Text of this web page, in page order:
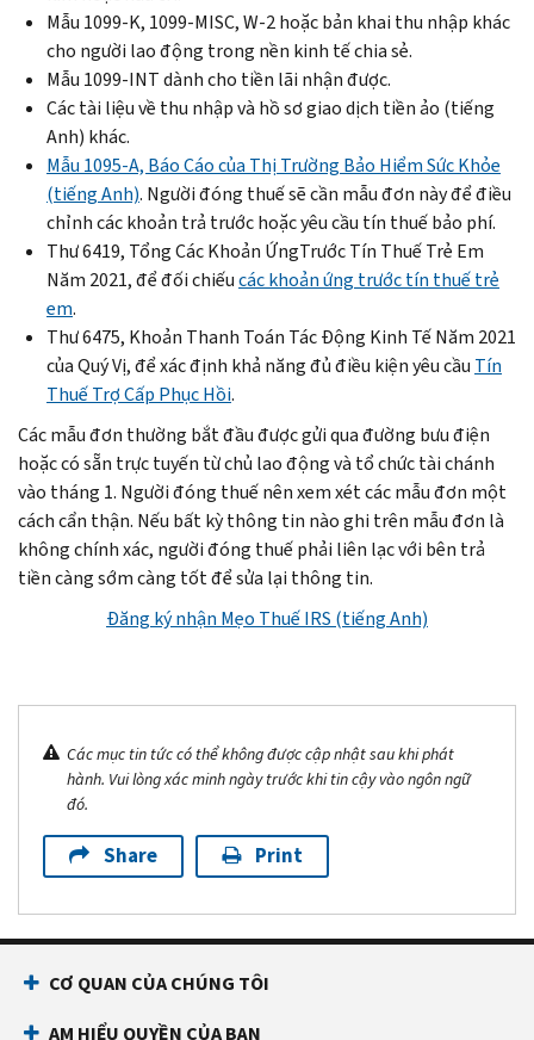
Mẫu 1099-K, 1099-MISC, W-2 hoặc bản khai thu nhập khác
cho người lao động trong nền kinh tế chia sẻ.
Mẫu 1099-INT dành cho tiền lãi nhận được.
Các tài liệu về thu nhập và hồ sơ giao dịch tiền ảo (tiếng
Anh) khác.
Mẫu 1095-A, Báo Cáo của Thị Trường Bảo Hiểm Sức Khỏe
(tiếng Anh). Người đóng thuế sẽ cần mẫu đơn này để điều
chỉnh các khoản trả trước hoặc yêu cầu tín thuế bảo phí.
Thư 6419, Tổng Các Khoản ỨngTrước Tín Thuế Trẻ Em
Năm 2021, để đối chiếucác khoản ứng trước tín thuế trẻ
em.
Thư 6475, Khoản Thanh Toán Tác Động Kinh Tế Năm 2021
của Quý Vị, để xác định khả năng đủ điều kiện yêu cầu Tín
Thuế Trợ Cấp Phục Hồi.
Các mẫu đơn thường bắt đầu được gửi qua đường bưu điện
hoặc có sẵn trực tuyến từ chủ lao động và tổ chức tài chánh
vào tháng 1. Người đóng thuế nên xem xét các mẫu đơn một
cách cẩn thận. Nếu bất kỳ thông tin nào ghi trên mẫu đơn là
không chính xác, người đóng thuế phải liên lạc với bên trả
tiền càng sớm càng tốt để sửa lại thông tin.
Đăng ký nhận Mẹo Thuế IRS (tiếng Anh)
Các mục tin tức có thể không được cập nhật sau khi phát
hành. Vui lòng xác minh ngày trước khi tin cậy vào ngôn ngữ
đó.
Share Print
CƠ QUAN CỦA CHÚNG TÔI
AM HIỂU QUYỀN CỦA BẠN